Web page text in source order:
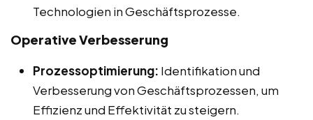
Technologien in Geschäftsprozesse.
Operative Verbesserung
Prozessoptimierung: Identifikation und
Verbesserung von Geschäftsprozessen, um
Effizienz und Effektivität zu steigern.